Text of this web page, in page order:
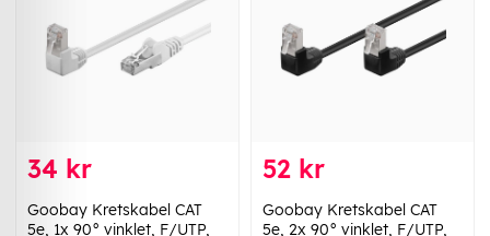
34 kr
Goobay Kretskabel CAT
5e, 1x 90° vinklet, F/UTP,
52 kr
Goobay Kretskabel CAT
5e, 2x 90° vinklet, F/UTP,